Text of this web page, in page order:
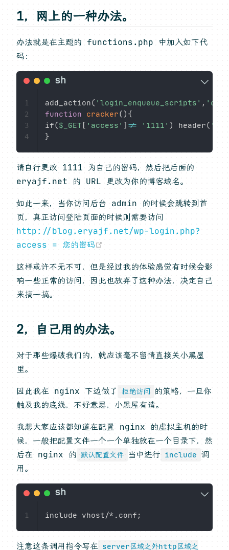
1，网上的一种办法。
办法就是在主题的 functions.php 中加入如下代
码：
add_action( 'login_enqueue_scripts' ,
function
cracker() {
if($_GET [ 'access' ] != '1111' ) header(
}
1
2
3
4
请自行更改 1111 为自己的密码，然后把后面的
eryajf.net 的 URL 更改为你的博客域名。
如此一来，当你访问后台 admin 的时候会跳转到首
页，真正访问登陆页面的时候则需要访问
http://blog.eryajf.net/wp-login.php?
access = 您的密码
这样或许不无不可，但是经过我的体验感觉有时候会影
响一些正常的访问，因此也放弃了这种办法，决定自己
来搞一搞。
2，自己用的办法。
对于那些爆破我们的，就应该毫不留情直接关小黑屋
里。
因此我在 nginx 下边做了 拒绝访问
的策略，一旦你
触及我的底线，不好意思，小黑屋有请。
我想大家应该都知道在配置 nginx 的虚拟主机的时
候，一般把配置文件一个一个单独放在一个目录下，然
后在 nginx 的 默认配置文件 当中进行 include 调
用。
include vhost/*.conf ;
1
注意这条调用指令写在 server区域之外http区域之